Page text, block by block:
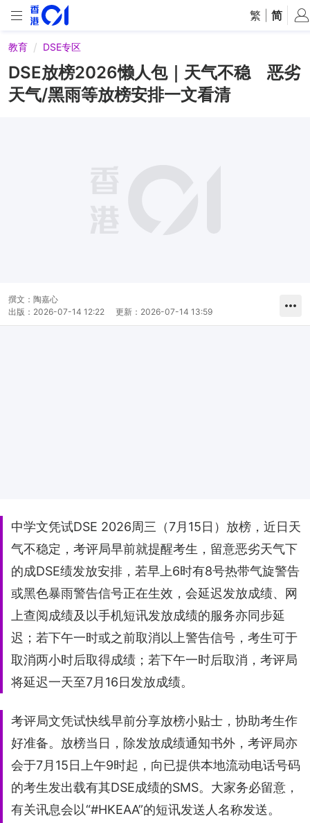
繁 简
教育 DSE专区
DSE放榜2026懒人包｜天气不稳 恶劣
天气/黑雨等放榜安排一文看清
撰文： 陶嘉心
出版： 2026-07-14 12:22 更新： 2026-07-14 13:59
中学文凭试DSE 2026周三（7月15日）放榜，近日天
气不稳定，考评局早前就提醒考生，留意恶劣天气下
的成DSE绩发放安排，若早上6时有8号热带气旋警告
或黑色暴雨警告信号正在生效，会延迟发放成绩、网
上查阅成绩及以手机短讯发放成绩的服务亦同步延
迟；若下午一时或之前取消以上警告信号，考生可于
取消两小时后取得成绩；若下午一时后取消，考评局
将延迟一天至7月16日发放成绩。
考评局文凭试快线早前分享放榜小贴士，协助考生作
好准备。放榜当日，除发放成绩通知书外，考评局亦
会于7月15日上午9时起，向已提供本地流动电话号码
的考生发出载有其DSE成绩的SMS。大家务必留意，
有关讯息会以“#HKEAA”的短讯发送人名称发送。